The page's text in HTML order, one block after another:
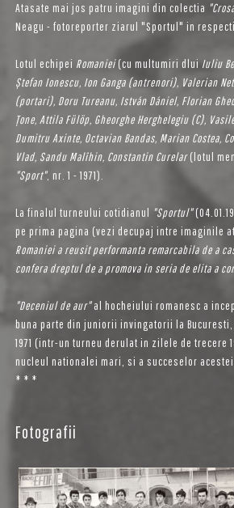
Atasate mai jos patru imagini din colectia
Neagu - fotoreporter ziarul "Sportul" in
Lotul echipei Romaniei(cu multumiri dlui Iuliu
Ștefan Ionescu, Ion Ganga (antrenori), Valerian
(portari), Doru Tureanu, István Dániel, Florian
Țone, Attila Fülöp, Gheorghe Herghelegiu (C),
Dumitru Axinte, Octavian Bandas, Marian Costea,
Vlad, Sandu Malîhin, Constantin Curelar(lotul
"Sport", nr. 1 - 1971).
La finalul turneului cotidianul "Sportul"
pe prima pagina (vezi decupaj intre imaginile
Romaniei a reusit performanta remarcabila de a
confera dreptul de a promova in seria de elita a
"Deceniul de aur"al hocheiului romanesc a
buna parte din juniorii invingatorii la
1971 (intr-un turneu derulat in zilele de trecere
nucleul nationalei mari, si a succeselor
* * *
Fotografii